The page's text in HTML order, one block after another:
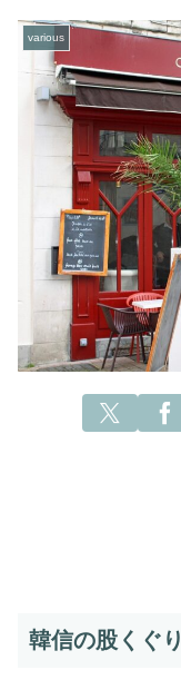
various
韓信の股くぐり